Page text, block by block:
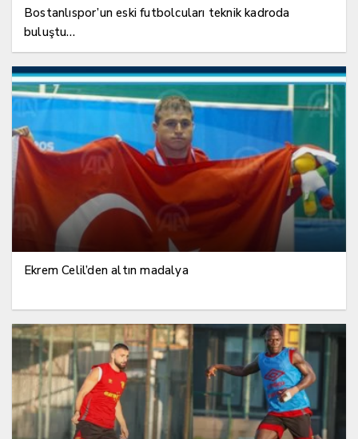
Bostanlıspor’un eski futbolcuları teknik kadroda
buluştu…
Ekrem Celil’den altın madalya